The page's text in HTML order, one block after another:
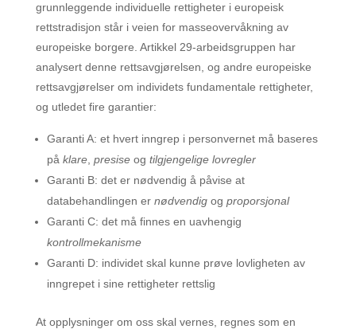
grunnleggende individuelle rettigheter i europeisk
rettstradisjon står i veien for masseovervåkning av
europeiske borgere. Artikkel 29-arbeidsgruppen har
analysert denne rettsavgjørelsen, og andre europeiske
rettsavgjørelser om individets fundamentale rettigheter,
og utledet fire garantier:
Garanti A: et hvert inngrep i personvernet må baseres
på klare, presiseog tilgjengelige lovregler
Garanti B: det er nødvendig å påvise at
databehandlingen er nødvendigog proporsjonal
Garanti C: det må finnes en uavhengig
kontrollmekanisme
Garanti D: individet skal kunne prøve lovligheten av
inngrepet i sine rettigheter rettslig
At opplysninger om oss skal vernes, regnes som en